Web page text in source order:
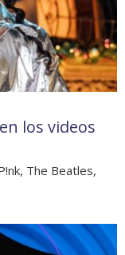
los videos
The Beatles,